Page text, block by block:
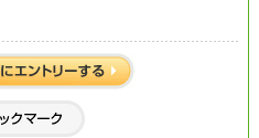
～230,000円＋地域間調整給
アサイトよりご確認ください。
ケーションデザイン
円